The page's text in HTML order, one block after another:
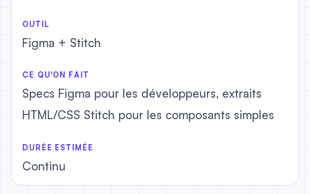
Figma + Stitch
Specs Figma pour les développeurs, extraits
HTML/CSS Stitch pour les composants simples
Continu